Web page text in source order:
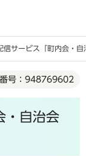
信サービス「町内会・
号：948769602
・自治会